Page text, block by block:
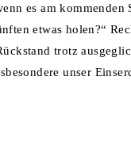
es am
etwas holen?“
trotz
unser